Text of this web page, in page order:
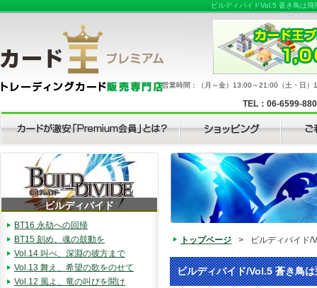
ビルディバイドVol.5 蒼き鳥は
営業時間：（月～金）13:00～21:00（土・日
TEL：06-6599-
トップページ > ビルディバイド/
ビルディバイド/Vol.5 蒼き鳥
ビルディバイド
BT16 永劫への回帰
BT15 刻め、魂の鼓動を
Vol.14 叫べ、深淵の彼方まで
Vol.13 舞え、希望の歌をのせて
Vol.12 風よ、竜の叫びを聞け